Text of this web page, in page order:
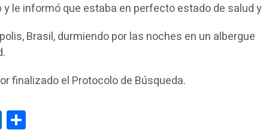
le informó que estaba en perfecto estado de salud y
Brasil, durmiendo por las noches en un albergue
finalizado el Protocolo de Búsqueda.
LinkedIn